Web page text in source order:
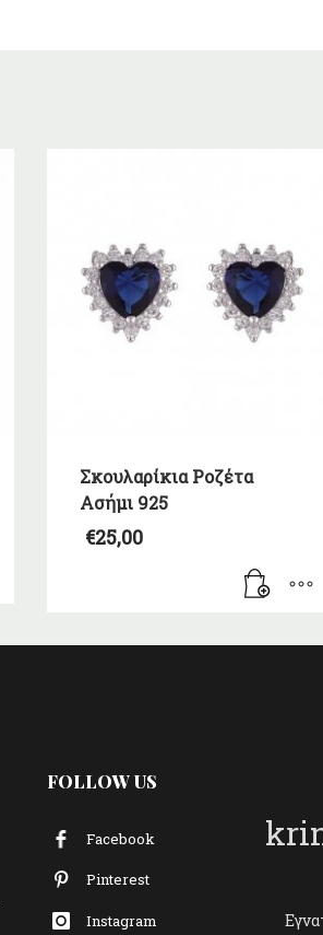
Σκουλαρίκια Ροζέτα
Ασήμι 925
€25,00
FOLLOW US
Facebook
Pinterest
Instagram